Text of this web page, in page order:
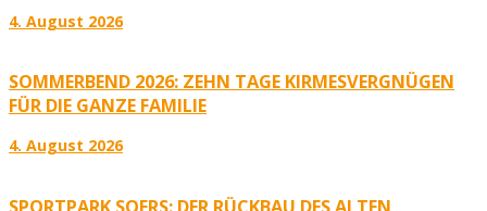
4. August 2026
SOMMERBEND 2026: ZEHN TAGE KIRMESVERGNÜGEN
FÜR DIE GANZE FAMILIE
4. August 2026